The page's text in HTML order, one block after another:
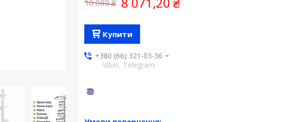
10 089 ₴
Купити
+380 (66) 321-03-36
Viber, Telegram